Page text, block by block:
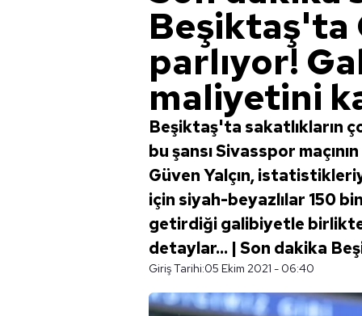
Beşiktaş'ta
parlıyor!
maliyetini
Beşiktaş'ta sakatlıkların
bu şansı Sivasspor
Güven Yalçın,
için siyah-beyazlılar 150
getirdiği galibiyetle
detaylar... | Son dakika
Giriş Tarihi:05 Ekim 2021 - 06:40